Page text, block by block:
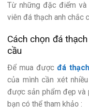
Từ những đặc điểm
viên đá thạch anh chắc
Cách chọn đá
cầu
Để mua được đá
của mình cần xét
được sản phẩm đẹp và
bạn có thể tham khảo :